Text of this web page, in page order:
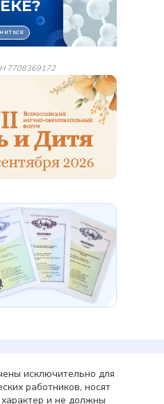
7708369172
исключительно для
работников, носят
и не должны